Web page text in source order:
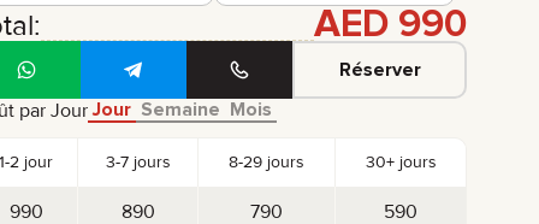
AED 990
Réserver
par Jour Jour Semaine Mois
1-2 jour 3-7 jours 8-29 jours 30+ jours
990 890 790
590